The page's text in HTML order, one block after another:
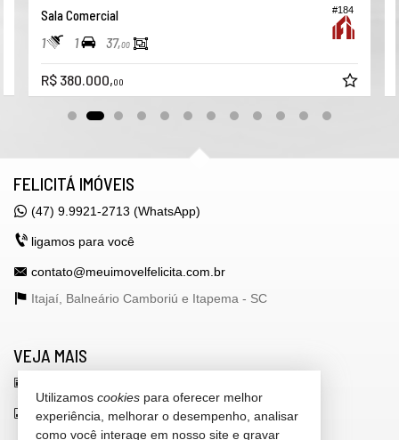
#184
Sala Comercial
1 1 37,00
R$ 380.000,00
FELICITÁ IMÓVEIS
(47) 9.9921-2713 (WhatsApp)
ligamos para você
contato@meuimovelfelicita.com.br
Itajaí, Balneário Camboriú e Itapema - SC
VEJA MAIS
indicadores financeiros
Utilizamos cookies para oferecer melhor
experiência, melhorar o desempenho, analisar
como você interage em nosso site e gravar